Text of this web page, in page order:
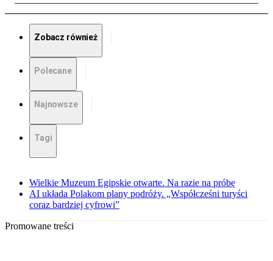
Zobacz również
Polecane
Najnowsze
Tagi
Wielkie Muzeum Egipskie otwarte. Na razie na próbę
AI układa Polakom plany podróży. „Współcześni turyści
coraz bardziej cyfrowi”
Promowane treści